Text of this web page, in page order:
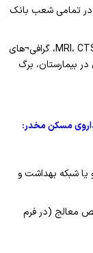
در تمامی شعب بانک
7- تمام مدارک و مستندات مرتبط با بیماری نظیر MRI، CTScan، گرافی¬های
بیمارستان، برگ
مسکن مخدر:
یا شبکه بهداشت و
معالج (در فرم